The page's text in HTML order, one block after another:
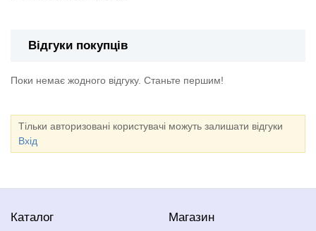
Відгуки покупців
Поки немає жодного відгуку. Станьте першим!
Тільки авторизовані користувачі можуть залишати відгуки
Вхід
Каталог Магазин